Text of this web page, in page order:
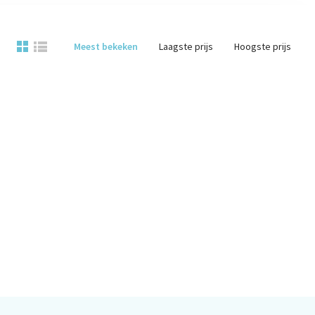
Meest bekeken Laagste prijs Hoogste prijs